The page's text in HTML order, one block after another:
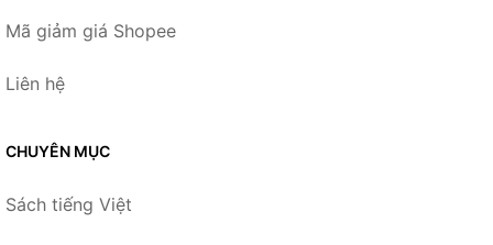
Mã giảm giá Shopee
Liên hệ
CHUYÊN MỤC
Sách tiếng Việt